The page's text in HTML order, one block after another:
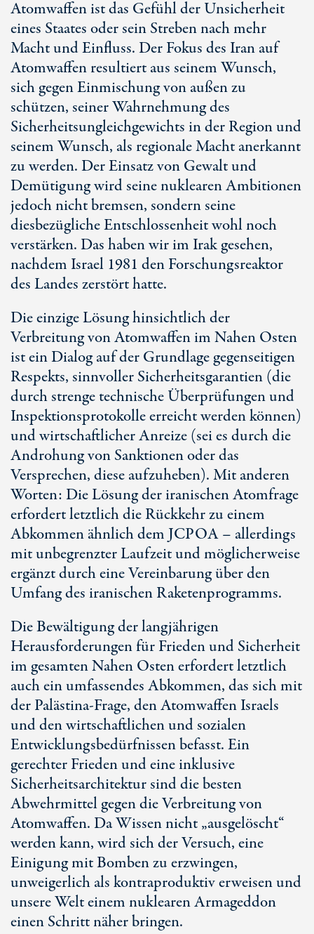
Atomwaffen ist das Gefühl der Unsicherheit
eines Staates oder sein Streben nach mehr
Macht und Einfluss. Der Fokus des Iran auf
Atomwaffen resultiert aus seinem Wunsch,
sich gegen Einmischung von außen zu
schützen, seiner Wahrnehmung des
Sicherheitsungleichgewichts in der Region und
seinem Wunsch, als regionale Macht anerkannt
zu werden. Der Einsatz von Gewalt und
Demütigung wird seine nuklearen Ambitionen
jedoch nicht bremsen, sondern seine
diesbezügliche Entschlossenheit wohl noch
verstärken. Das haben wir im Irak gesehen,
nachdem Israel 1981 den Forschungsreaktor
des Landes zerstört hatte.
Die einzige Lösung hinsichtlich der
Verbreitung von Atomwaffen im Nahen Osten
ist ein Dialog auf der Grundlage gegenseitigen
Respekts, sinnvoller Sicherheitsgarantien (die
durch strenge technische Überprüfungen und
Inspektionsprotokolle erreicht werden können)
und wirtschaftlicher Anreize (sei es durch die
Androhung von Sanktionen oder das
Versprechen, diese aufzuheben). Mit anderen
Worten: Die Lösung der iranischen Atomfrage
erfordert letztlich die Rückkehr zu einem
Abkommen ähnlich dem JCPOA – allerdings
mit unbegrenzter Laufzeit und möglicherweise
ergänzt durch eine Vereinbarung über den
Umfang des iranischen Raketenprogramms.
Die Bewältigung der langjährigen
Herausforderungen für Frieden und Sicherheit
im gesamten Nahen Osten erfordert letztlich
auch ein umfassendes Abkommen, das sich mit
der Palästina-Frage, den Atomwaffen Israels
und den wirtschaftlichen und sozialen
Entwicklungsbedürfnissen befasst. Ein
gerechter Frieden und eine inklusive
Sicherheitsarchitektur sind die besten
Abwehrmittel gegen die Verbreitung von
Atomwaffen. Da Wissen nicht „ausgelöscht“
werden kann, wird sich der Versuch, eine
Einigung mit Bomben zu erzwingen,
unweigerlich als kontraproduktiv erweisen und
unsere Welt einem nuklearen Armageddon
einen Schritt näher bringen.